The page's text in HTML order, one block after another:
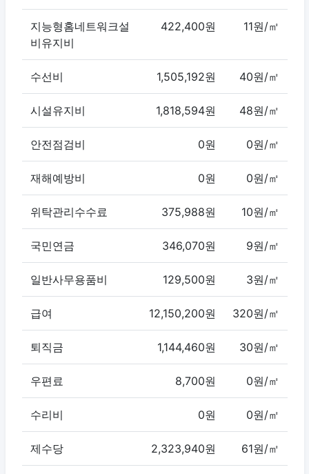
지능형홈네트워크설
비유지비
422,400원 11원/㎡
수선비 1,505,192원 40원/㎡
시설유지비 1,818,594원 48원/㎡
안전점검비 0원 0원/㎡
재해예방비 0원 0원/㎡
위탁관리수수료 375,988원 10원/㎡
국민연금 346,070원 9원/㎡
일반사무용품비 129,500원 3원/㎡
급여 12,150,200원 320원/㎡
퇴직금 1,144,460원 30원/㎡
우편료 8,700원 0원/㎡
수리비 0원 0원/㎡
제수당 2,323,940원 61원/㎡